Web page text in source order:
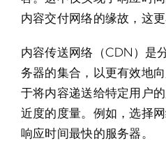
内容交付网络的缘故，这更
内容传送网络（CDN）是
务器的集合，以更有效地
于将内容递送给特定用户
近度的度量。例如，选择
响应时间最快的服务器。